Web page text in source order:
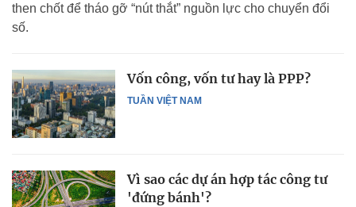
then chốt để tháo gỡ “nút thắt” nguồn lực cho chuyển đổi
số.
TUẦN VIỆT NAM
Vốn công, vốn tư hay là PPP?
Vì sao các dự án hợp tác công tư
'đứng bánh'?